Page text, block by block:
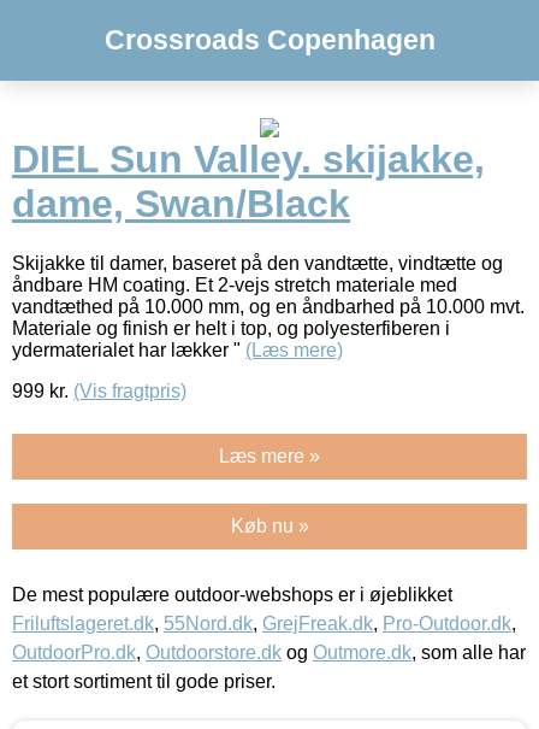
Crossroads Copenhagen
DIEL Sun Valley. skijakke,
dame, Swan/Black
Skijakke til damer, baseret på den vandtætte, vindtætte og
åndbare HM coating. Et 2-vejs stretch materiale med
vandtæthed på 10.000 mm, og en åndbarhed på 10.000 mvt.
Materiale og finish er helt i top, og polyesterfiberen i
ydermaterialet har lækker " (Læs mere)
999 kr. (Vis fragtpris)
Læs mere »
Køb nu »
De mest populære outdoor-webshops er i øjeblikket
Friluftslageret.dk, 55Nord.dk, GrejFreak.dk, Pro-Outdoor.dk,
OutdoorPro.dk, Outdoorstore.dk og Outmore.dk, som alle har
et stort sortiment til gode priser.